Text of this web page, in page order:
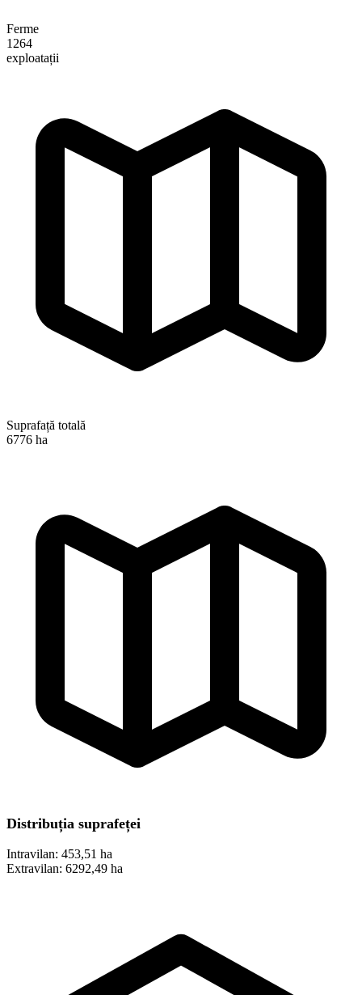
Ferme
1264
exploatații
Suprafață totală
6776 ha
Distribuția suprafeței
Intravilan: 453,51 ha
Extravilan: 6292,49 ha